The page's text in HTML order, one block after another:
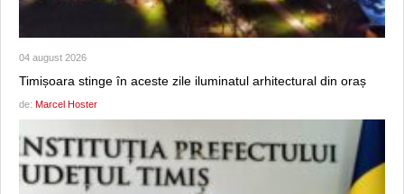
04 august 2026
Timișoara stinge în aceste zile iluminatul arhitectural din oraș
de: Marcel Hoster